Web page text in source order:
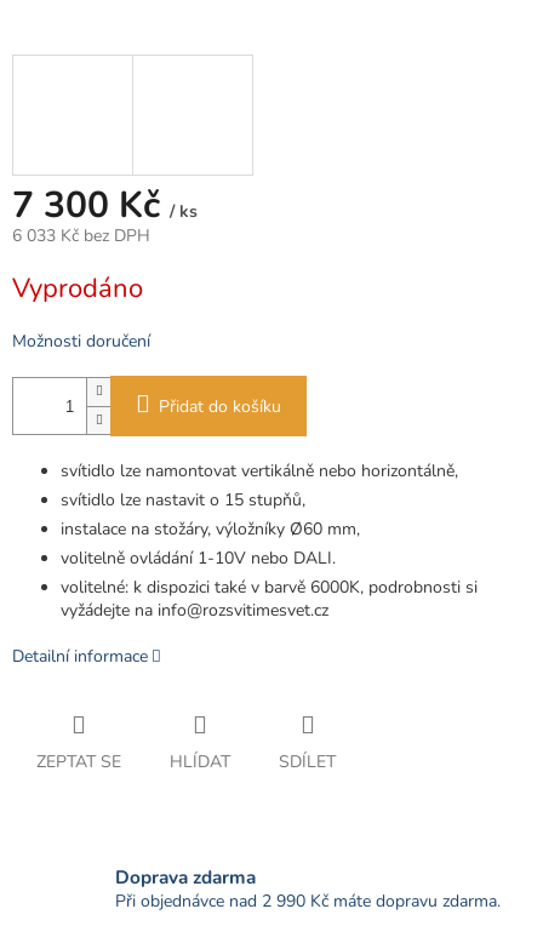
7 300 Kč / ks
6 033 Kč bez DPH
cena:
Vyprodáno
Možnosti doručení
Přidat do košíku
svítidlo lze namontovat vertikálně nebo horizontálně,
svítidlo lze nastavit o 15 stupňů,
instalace na stožáry, výložníky Ø60 mm,
volitelně ovládání 1-10V nebo DALI.
volitelné: k dispozici také v barvě 6000K, podrobnosti si
vyžádejte na info@rozsvitimesvet.cz
Detailní informace
ZEPTAT SE HLÍDAT SDÍLET
Doprava zdarma
Při objednávce nad 2 990 Kč máte dopravu zdarma.